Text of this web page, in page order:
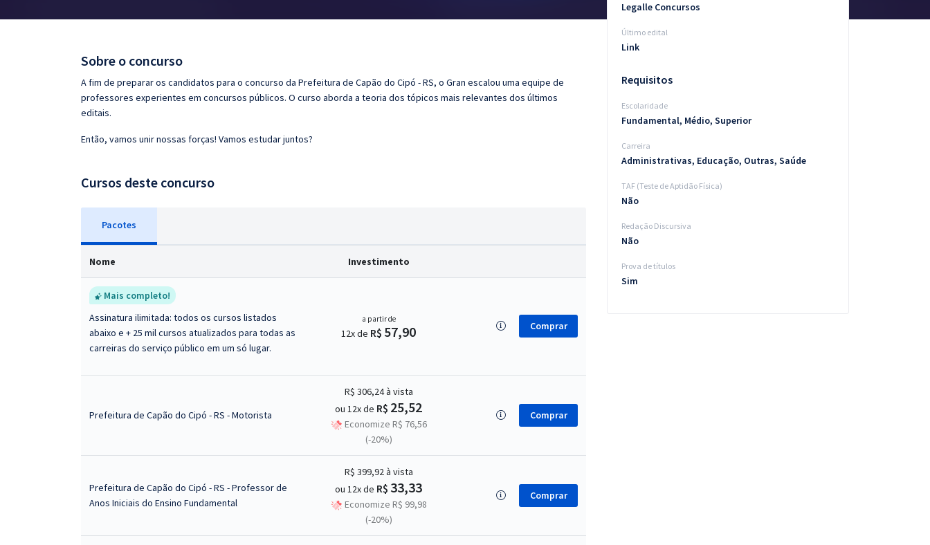
Questões grátis
Sobre o concurso
A fim de preparar os candidatos para o concurso da Prefeitura de Capão do Cipó - RS, o Gran escalou uma equipe de
professores experientes em concursos públicos. O curso aborda a teoria dos tópicos mais relevantes dos últimos
editais.
Então, vamos unir nossas forças! Vamos estudar juntos?
Cursos deste concurso
Pacotes
Nome Investimento
Mais completo!
Assinatura ilimitada: todos os cursos listados
abaixo e + 25 mil cursos atualizados para todas as
carreiras do serviço público em um só lugar.
a partir de
12x de R$ 57,90 Comprar
Prefeitura de Capão do Cipó - RS - Motorista
R$ 306,24à vista
ou 12x de R$ 25,52
Economize R$ 76,56
(-20%)
Comprar
Prefeitura de Capão do Cipó - RS - Professor de
Anos Iniciais do Ensino Fundamental
R$ 399,92à vista
ou 12x de R$ 33,33
Economize R$ 99,98
(-20%)
Comprar
Legalle Concursos
Último edital
Link
Requisitos
Escolaridade
Fundamental, Médio, Superior
Carreira
Administrativas, Educação, Outras, Saúde
TAF (Teste de Aptidão Física)
Não
Redação Discursiva
Não
Prova de títulos
Sim